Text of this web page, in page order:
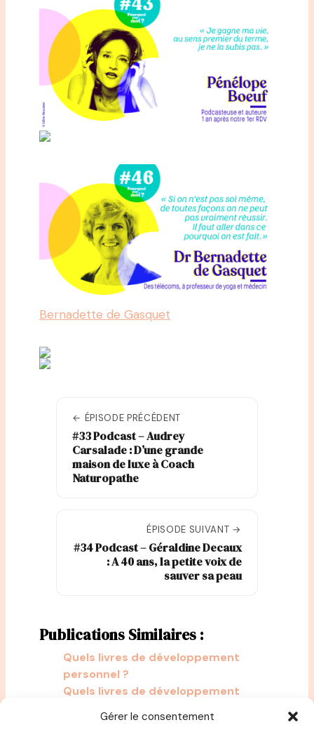
Gérer le consentement
Bernadette de Gasquet
← ÉPISODE PRÉCÉDENT
#33 Podcast – Audrey
Carsalade : D’une grande
maison de luxe à Coach
Naturopathe
ÉPISODE SUIVANT →
#34 Podcast – Géraldine Decaux
: A 40 ans, la petite voix de
sauver sa peau
Publications Similaires :
Quels livres de développement
personnel ?
Quels livres de développement
confiance en soi ?